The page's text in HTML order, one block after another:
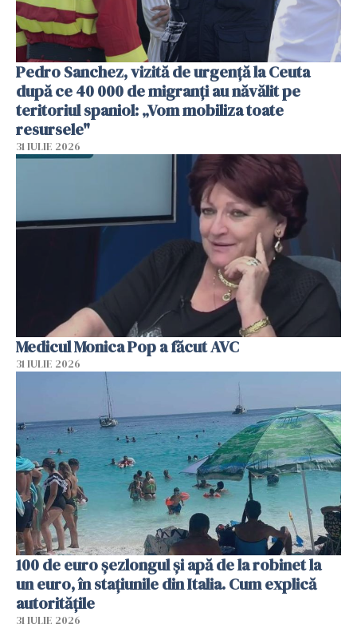
Pedro Sanchez, vizită de urgență la Ceuta
după ce 40 000 de migranți au năvălit pe
teritoriul spaniol: „Vom mobiliza toate
resursele"
31 IULIE 2026
Medicul Monica Pop a făcut AVC
31 IULIE 2026
100 de euro șezlongul și apă de la robinet la
un euro, în stațiunile din Italia. Cum explică
autoritățile
31 IULIE 2026